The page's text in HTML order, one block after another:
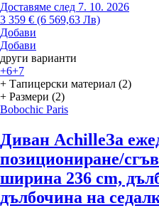
Доставяме след 7. 10. 2026
3 359 € (6 569,63 Лв)
Добави
Добави
други варианти
+6+7
+ Тапицерски материал (2)
+ Размери (2)
Bobochic Paris
Диван AchilleЗа
позициониране/
ширина 236 cm,
дълбочина на